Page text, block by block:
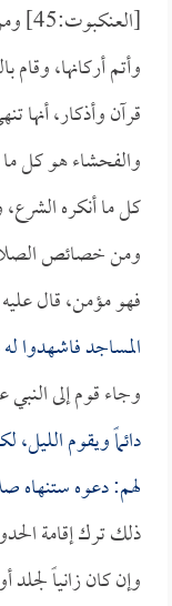
وأتم أركانها، وقام
قرآن وأذكار، أنها
والفحشاء هو كل ما
كل ما أنكره
ومن خصائص
فهو مؤمن، قال
المساجد فاشهدوا له
وجاء قوم إلى
دائماً ويقوم
لهم: دعوه ستنهاه
ذلك ترك إقامة
وإن كان زانياً